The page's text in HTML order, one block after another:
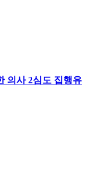
의사 2심도 집행유